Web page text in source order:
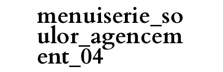
menuiserie_so
ulor_agencem
ent_04